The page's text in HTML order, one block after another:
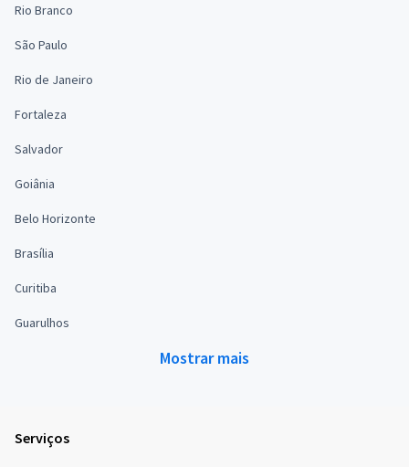
Rio Branco
São Paulo
Rio de Janeiro
Fortaleza
Salvador
Goiânia
Belo Horizonte
Brasília
Curitiba
Guarulhos
Mostrar mais
Serviços